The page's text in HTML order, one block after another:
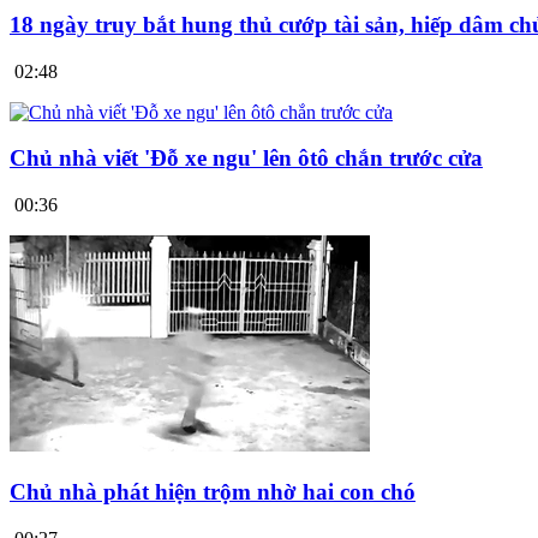
18 ngày truy bắt hung thủ cướp tài sản, hiếp dâm
02:48
Chủ nhà viết 'Đỗ xe ngu' lên ôtô chắn trước cửa
00:36
Chủ nhà phát hiện trộm nhờ hai con chó